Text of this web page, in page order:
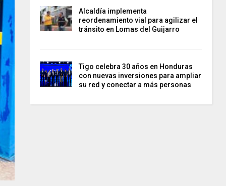
Alcaldía implementa
reordenamiento vial para agilizar el
tránsito en Lomas del Guijarro
Tigo celebra 30 años en Honduras
con nuevas inversiones para ampliar
su red y conectar a más personas